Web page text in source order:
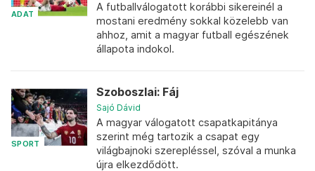
ADAT
A futballválogatott korábbi sikereinél a
mostani eredmény sokkal közelebb van
ahhoz, amit a magyar futball egészének
állapota indokol.
SPORT
Szoboszlai: Fáj
Sajó Dávid
A magyar válogatott csapatkapitánya
szerint még tartozik a csapat egy
világbajnoki szerepléssel, szóval a munka
újra elkezdődött.